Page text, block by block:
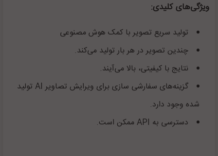
ویژگی‌های کلیدی:
تولید سریع تصویر با کمک هوش مصنوعی
چندین تصویر در هر بار تولید می‌کند.
نتایج با کیفیتی، بالا می‌آیند.
گزینه‌های سفارشی سازی برای ویرایش تصاویر AI تولید
شده وجود دارد.
دسترسی به APIممکن است.